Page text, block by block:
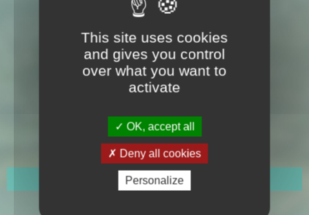
109 Avenue Gabriel Péri
CS 50150
Cavalaire-sur-Mer
Horaires
This site uses cookies
and gives you control
over what you want to
activate
OK, accept all
Deny all cookies
Personalize